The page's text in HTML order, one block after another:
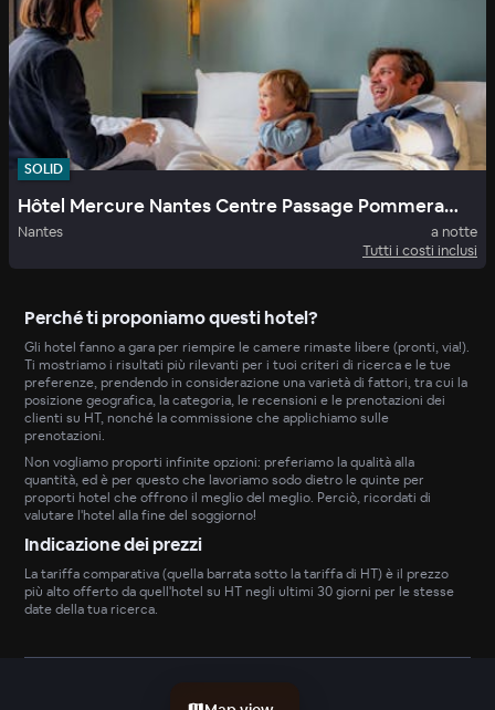
SOLID
Hôtel Mercure Nantes Centre Passage Pommeraye
Nantes
a notte
Tutti i costi inclusi
Perché ti proponiamo questi hotel?
Gli hotel fanno a gara per riempire le camere rimaste libere (pronti, via!).
Ti mostriamo i risultati più rilevanti per i tuoi criteri di ricerca e le tue
preferenze, prendendo in considerazione una varietà di fattori, tra cui la
posizione geografica, la categoria, le recensioni e le prenotazioni dei
clienti su HT, nonché la commissione che applichiamo sulle
prenotazioni.
Non vogliamo proporti infinite opzioni: preferiamo la qualità alla
quantità, ed è per questo che lavoriamo sodo dietro le quinte per
proporti hotel che offrono il meglio del meglio. Perciò, ricordati di
valutare l'hotel alla fine del soggiorno!
Indicazione dei prezzi
La tariffa comparativa (quella barrata sotto la tariffa di HT) è il prezzo
più alto offerto da quell'hotel su HT negli ultimi 30 giorni per le stesse
date della tua ricerca.